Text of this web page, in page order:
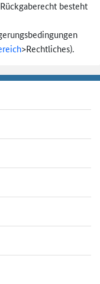
besteht
>Rechtliches).